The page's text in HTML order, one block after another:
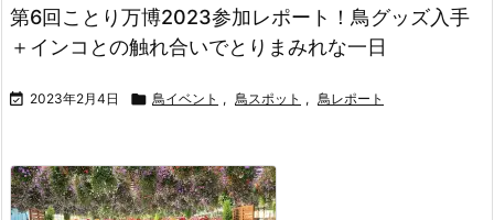

第6回ことり万博2023参加レポート！鳥グッズ入手
＋インコとの触れ合いでとりまみれな一日
 2023年2月4日  鳥イベント , 鳥スポット , 鳥レポート